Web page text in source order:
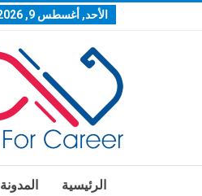
الأحد, أغسطس 9, 2026
الرئيسية المدونة